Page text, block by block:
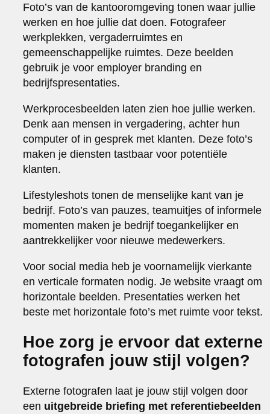
Foto’s van de kantooromgeving tonen waar jullie
werken en hoe jullie dat doen. Fotografeer
werkplekken, vergaderruimtes en
gemeenschappelijke ruimtes. Deze beelden
gebruik je voor employer branding en
bedrijfspresentaties.
Werkprocesbeelden laten zien hoe jullie werken.
Denk aan mensen in vergadering, achter hun
computer of in gesprek met klanten. Deze foto’s
maken je diensten tastbaar voor potentiële
klanten.
Lifestyleshots tonen de menselijke kant van je
bedrijf. Foto’s van pauzes, teamuitjes of informele
momenten maken je bedrijf toegankelijker en
aantrekkelijker voor nieuwe medewerkers.
Voor social media heb je voornamelijk vierkante
en verticale formaten nodig. Je website vraagt om
horizontale beelden. Presentaties werken het
beste met horizontale foto’s met ruimte voor tekst.
Hoe zorg je ervoor dat externe
fotografen jouw stijl volgen?
Externe fotografen laat je jouw stijl volgen door
een uitgebreide briefing met referentiebeelden